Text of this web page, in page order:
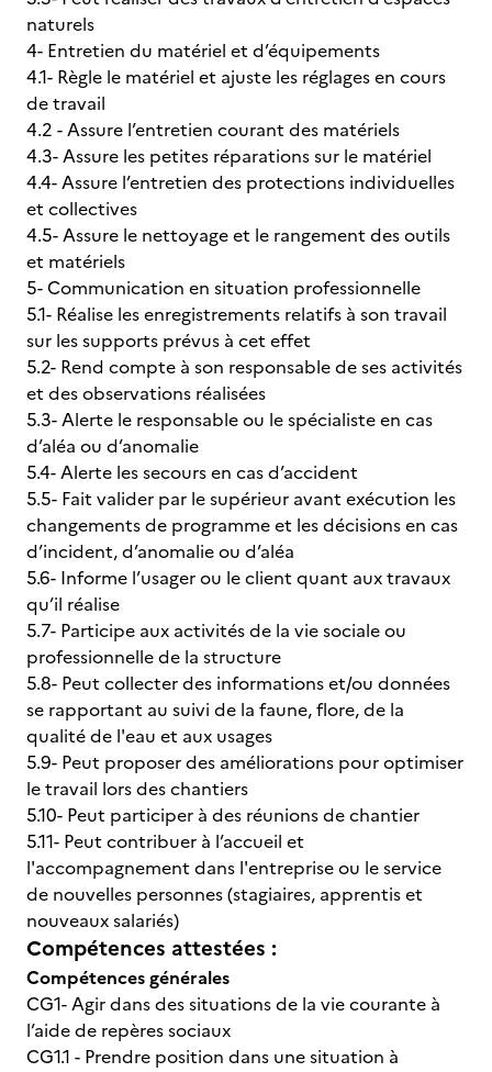
naturels
4- Entretien du matériel et d’équipements
4.1- Règle le matériel et ajuste les réglages en cours
de travail
4.2 - Assure l’entretien courant des matériels
4.3- Assure les petites réparations sur le matériel
4.4- Assure l’entretien des protections individuelles
et collectives
4.5- Assure le nettoyage et le rangement des outils
et matériels
5- Communication en situation professionnelle
5.1- Réalise les enregistrements relatifs à son travail
sur les supports prévus à cet effet
5.2- Rend compte à son responsable de ses activités
et des observations réalisées
5.3- Alerte le responsable ou le spécialiste en cas
d’aléa ou d’anomalie
5.4- Alerte les secours en cas d’accident
5.5- Fait valider par le supérieur avant exécution les
changements de programme et les décisions en cas
d’incident, d’anomalie ou d’aléa
5.6- Informe l’usager ou le client quant aux travaux
qu’il réalise
5.7- Participe aux activités de la vie sociale ou
professionnelle de la structure
5.8- Peut collecter des informations et/ou données
se rapportant au suivi de la faune, flore, de la
qualité de l'eau et aux usages
5.9- Peut proposer des améliorations pour optimiser
le travail lors des chantiers
5.10- Peut participer à des réunions de chantier
5.11- Peut contribuer à l’accueil et
l'accompagnement dans l'entreprise ou le service
de nouvelles personnes (stagiaires, apprentis et
nouveaux salariés)
Compétences attestées :
Compétences générales
CG1- Agir dans des situations de la vie courante à
l’aide de repères sociaux
CG1.1 - Prendre position dans une situation à